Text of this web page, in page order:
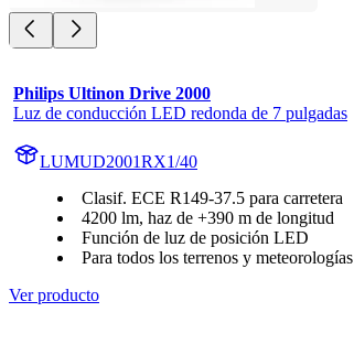
Philips Ultinon Drive 2000
Luz de conducción LED redonda de 7 pulgadas
LUMUD2001RX1/40
Clasif. ECE R149-37.5 para carretera
4200 lm, haz de +390 m de longitud
Función de luz de posición LED
Para todos los terrenos y meteorologías
Ver producto